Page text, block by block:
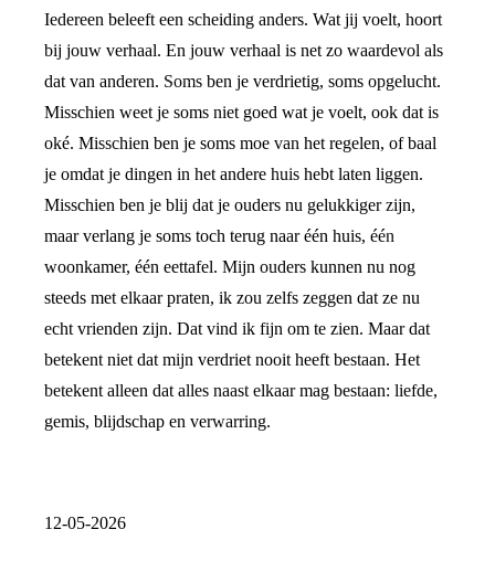
Iedereen beleeft een scheiding anders. Wat jij voelt, hoort
bij jouw verhaal. En jouw verhaal is net zo waardevol als
dat van anderen. Soms ben je verdrietig, soms opgelucht.
Misschien weet je soms niet goed wat je voelt, ook dat is
oké. Misschien ben je soms moe van het regelen, of baal
je omdat je dingen in het andere huis hebt laten liggen.
Misschien ben je blij dat je ouders nu gelukkiger zijn,
maar verlang je soms toch terug naar één huis, één
woonkamer, één eettafel. Mijn ouders kunnen nu nog
steeds met elkaar praten, ik zou zelfs zeggen dat ze nu
echt vrienden zijn. Dat vind ik fijn om te zien. Maar dat
betekent niet dat mijn verdriet nooit heeft bestaan. Het
betekent alleen dat alles naast elkaar mag bestaan: liefde,
gemis, blijdschap en verwarring.
12-05-2026